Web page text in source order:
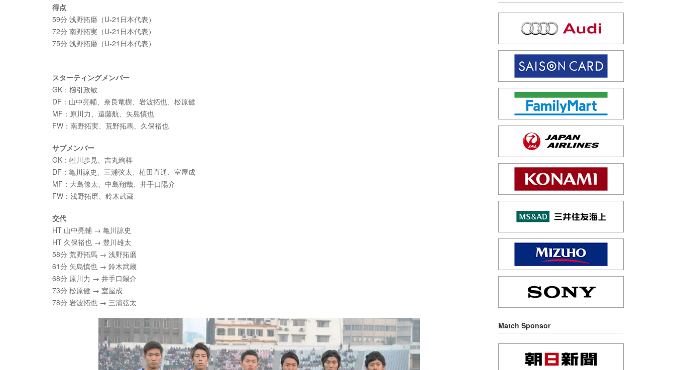
得点
59分 浅野拓磨（U-21日本代表）
72分 南野拓実（U-21日本代表）
75分 浅野拓磨（U-21日本代表）
スターティングメンバー
GK：櫛引政敏
DF：山中亮輔、奈良竜樹、岩波拓也、松原健
MF：原川力、遠藤航、矢島慎也
FW：南野拓実、荒野拓馬、久保裕也
サブメンバー
GK：牲川歩見、吉丸絢梓
DF：亀川諒史、三浦弦太、植田直通、室屋成
MF：大島僚太、中島翔哉、井手口陽介
FW：浅野拓磨、鈴木武蔵
交代
HT 山中亮輔 → 亀川諒史
HT 久保裕也 → 豊川雄太
58分 荒野拓馬 → 浅野拓磨
61分 矢島慎也 → 鈴木武蔵
68分 原川力 → 井手口陽介
73分 松原健 → 室屋成
78分 岩波拓也 → 三浦弦太
Match Sponsor